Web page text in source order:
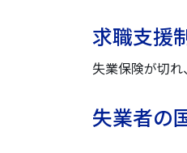
求職支援
失業保険が切れ
失業者の